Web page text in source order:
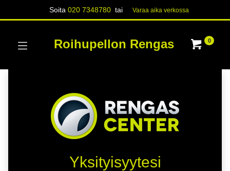
Soita020 7348780 tai Varaa aika verk​​​​ossa
Roihupellon Rengas 0
Yksityisyytesi